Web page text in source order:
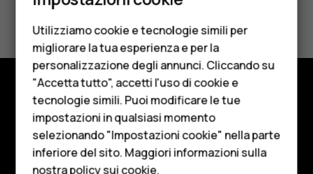
Cellulari
Telefoni per anziani
Accessori
HMD Terra M
Per le imprese
Tablet
Ti è stato d'aiuto?
Sì No
Negozio
Informazioni su
Planet and people
Utilizziamo cookie e tecnologie simili per
migliorare la tua esperienza e per la
personalizzazione degli annunci. Cliccando su
"Accetta tutto", accetti l'uso di cookie e
tecnologie simili. Puoi modificare le tue
impostazioni in qualsiasi momento
selezionando "Impostazioni cookie" nella parte
inferiore del sito. Maggiori informazioni sulla
nostrapolicy sui cookie.